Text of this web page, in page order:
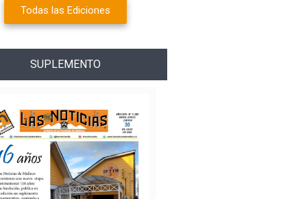
Todas las Ediciones
SUPLEMENTO